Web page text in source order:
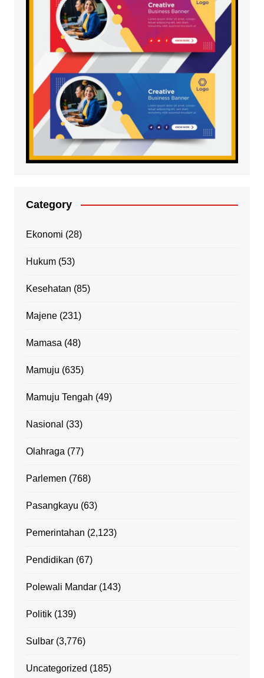
Category
Ekonomi (28)
Hukum(53)
Kesehatan (85)
Majene(231)
Mamasa (48)
Mamuju (635)
Mamuju Tengah (49)
Nasional (33)
Olahraga (77)
Parlemen (768)
Pasangkayu (63)
Pemerintahan (2,123)
Pendidikan (67)
Polewali Mandar(143)
Politik(139)
Sulbar(3,776)
Uncategorized (185)